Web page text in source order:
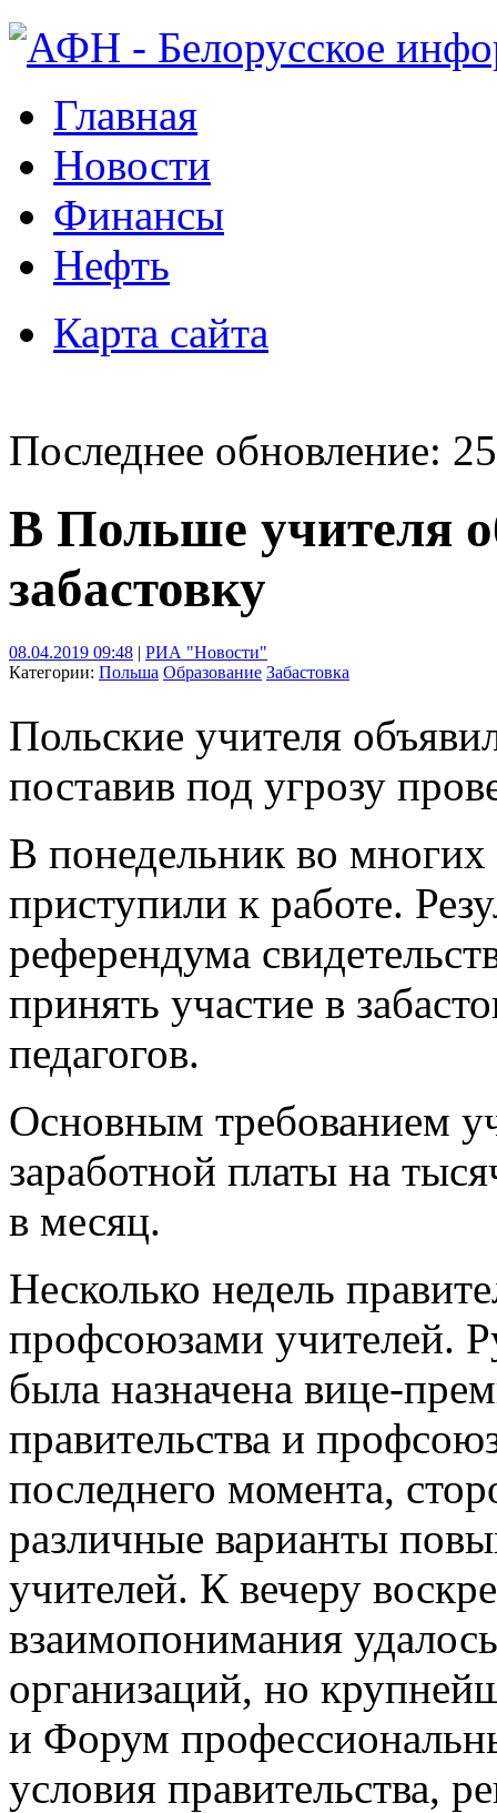
Главная
Новости
Финансы
Нефть
Карта сайта
Последнее обновление:
В Польше учителя
забастовку
08.04.2019 09:48 | РИА "Новости"
Категории: Польша Образование Забастовка
Польские учителя
поставив под угрозу
В понедельник во
приступили к работе.
референдума
принять участие в
педагогов.
Основным требованием
заработной платы на
в месяц.
Несколько недель
профсоюзами учителей.
была назначена вице-
правительства и
последнего момента,
различные варианты
учителей. К вечеру
взаимопонимания
организаций, но
и Форум
условия правительства,